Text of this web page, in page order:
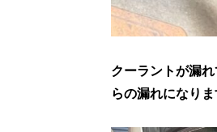
クーラントが漏
らの漏れになり